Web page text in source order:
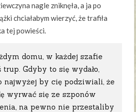
nagle zniknęła, a ja po
chciałabym wierzyć, że trafiła
tej powieści.
domu, w każdej szafie
Gdyby to się wydało,
najwyżej by cię podziwiali, że
wyrwać się ze szponów
na pewno nie przestaliby